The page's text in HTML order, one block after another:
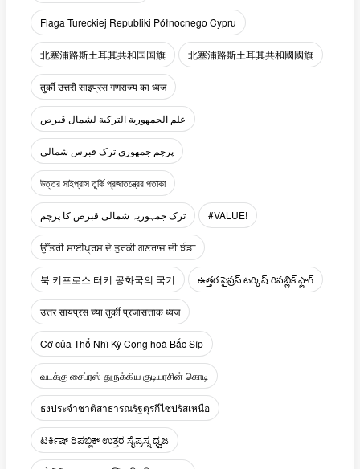
Flaga Tureckiej Republiki Północnego Cypru
北塞浦路斯土耳其共和国国旗 北塞浦路斯土耳其共和國國旗
तुर्की उत्तरी साइप्रस गणराज्य का ध्वज
علم الجمهورية التركية لشمال قبرص
پرچم جمهوری ترک قبرس شمالی
উত্তর সাইপ্রাস তুর্কি প্রজাতন্ত্রের পতাকা
ترک جمہوریہ شمالی قبرص کا پرچم #VALUE!
ਉੱਤਰੀ ਸਾਈਪ੍ਰਸ ਦੇ ਤੁਰਕੀ ਗਣਰਾਜ ਦੀ ਝੰਡਾ
북 키프로스 터키 공화국의 국기 ఉత్తర సైప్రస్ టర్కిష్ రిపబ్లిక్ ఫ్లాగ్
उत्तर सायप्रस च्या तुर्की प्रजासत्ताक ध्वज
Cờ của Thổ Nhĩ Kỳ Cộng hoà Bắc Síp
வடக்கு சைப்ரஸ் துருக்கிய குடியரசின் கொடி
ธงประจำชาติสาธารณรัฐตุรกีไซปรัสเหนือ
ಟರ್ಕಿಷ್ ರಿಪಬ್ಲಿಕ್ ಉತ್ತರ ಸೈಪ್ರಸ್ನ ಧ್ವಜ